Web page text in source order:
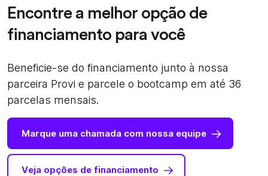
Encontre a melhor opção de
financiamento para você
Beneficie-se do financiamento junto à nossa
parceira Provi e parcele o bootcamp em até 36
parcelas mensais.
Marque uma chamada com nossa equipe
Veja opções de financiamento